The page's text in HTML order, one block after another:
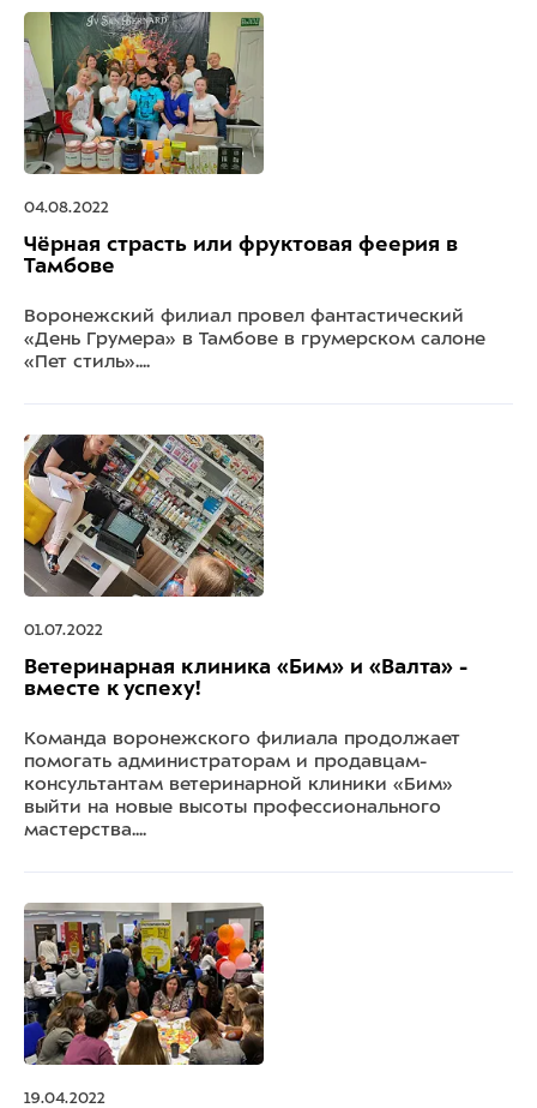
04.08.2022
Чёрная страсть или фруктовая феерия в
Тамбове
Воронежский филиал провел фантастический
«День Грумера» в Тамбове в грумерском салоне
«Пет стиль»....
01.07.2022
Ветеринарная клиника «Бим» и «Валта» -
вместе к успеху!
Команда воронежского филиала продолжает
помогать администраторам и продавцам-
консультантам ветеринарной клиники «Бим»
выйти на новые высоты профессионального
мастерства....
19.04.2022